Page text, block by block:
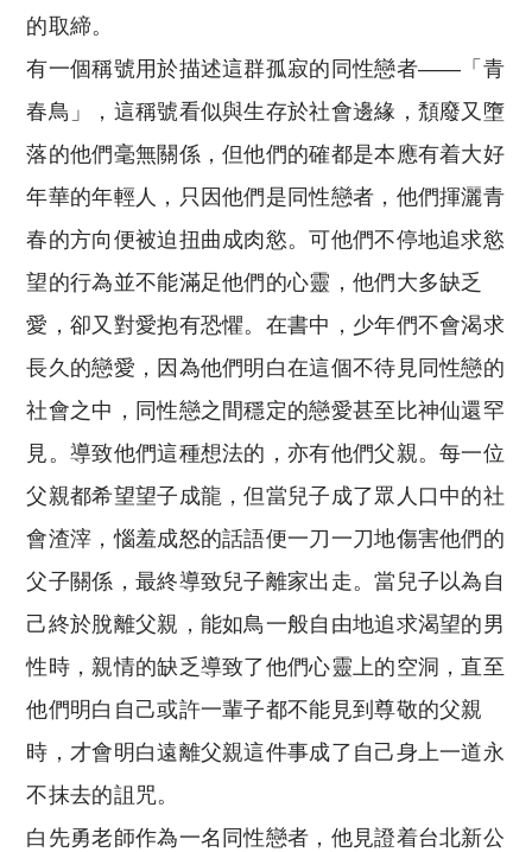
的取締。
有一個稱號用於描述這群孤寂的同性戀者——「青
春鳥」，這稱號看似與生存於社會邊緣，頹廢又墮
落的他們毫無關係，但他們的確都是本應有着大好
年華的年輕人，只因他們是同性戀者，他們揮灑青
春的方向便被迫扭曲成肉慾。可他們不停地追求慾
望的行為並不能滿足他們的心靈，他們大多缺乏
愛，卻又對愛抱有恐懼。在書中，少年們不會渴求
長久的戀愛，因為他們明白在這個不待見同性戀的
社會之中，同性戀之間穩定的戀愛甚至比神仙還罕
見。導致他們這種想法的，亦有他們父親。每一位
父親都希望望子成龍，但當兒子成了眾人口中的社
會渣滓，惱羞成怒的話語便一刀一刀地傷害他們的
父子關係，最終導致兒子離家出走。當兒子以為自
己終於脫離父親，能如鳥一般自由地追求渴望的男
性時，親情的缺乏導致了他們心靈上的空洞，直至
他們明白自己或許一輩子都不能見到尊敬的父親
時，才會明白遠離父親這件事成了自己身上一道永
不抹去的詛咒。
白先勇老師作為一名同性戀者，他見證着台北新公